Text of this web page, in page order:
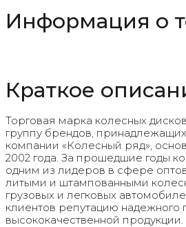
Информация о
Краткое
Торговая марка колесных
группу брендов,
компании «Колесный ряд»,
2002 года. За прошедшие годы
одним из лидеров в сфере
литыми и штампованными
грузовых и легковых
клиентов репутацию надежного
высококачественной продукции.